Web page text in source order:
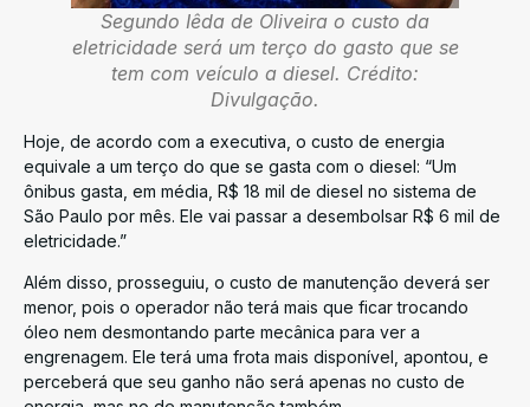
Segundo Iêda de Oliveira o custo da
eletricidade será um terço do gasto que se
tem com veículo a diesel. Crédito:
Divulgação.
Hoje, de acordo com a executiva, o custo de energia
equivale a um terço do que se gasta com o diesel: “Um
ônibus gasta, em média, R$ 18 mil de diesel no sistema de
São Paulo por mês. Ele vai passar a desembolsar R$ 6 mil de
eletricidade.”
Além disso, prosseguiu, o custo de manutenção deverá ser
menor, pois o operador não terá mais que ficar trocando
óleo nem desmontando parte mecânica para ver a
engrenagem. Ele terá uma frota mais disponível, apontou, e
perceberá que seu ganho não será apenas no custo de